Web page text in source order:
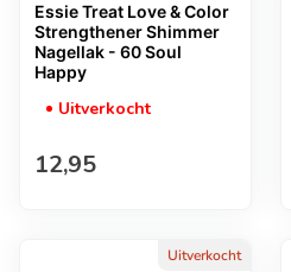
Essie Treat Love & Color
Strengthener Shimmer
Nagellak - 60 Soul
Happy
Uitverkocht
Normale prijs
12,95
Uitverkocht